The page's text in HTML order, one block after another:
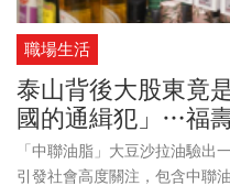
職場生活
泰山背後大股東竟
國的通緝犯」…福
「中聯油脂」大豆沙拉油驗出
引發社會高度關注，包含中聯